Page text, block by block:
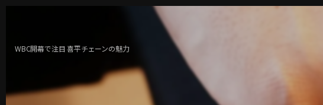
WBC開幕で注目 喜平チェーンの魅力